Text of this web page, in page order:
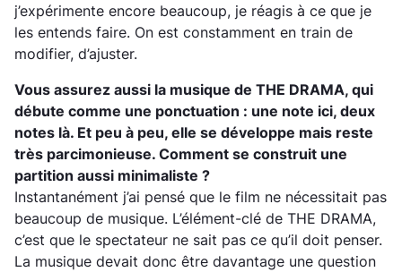
j’expérimente encore beaucoup, je réagis à ce que je
les entends faire. On est constamment en train de
modifier, d’ajuster.
Vous assurez aussi la musique de THE DRAMA, qui
débute comme une ponctuation : une note ici, deux
notes là. Et peu à peu, elle se développe mais reste
très parcimonieuse. Comment se construit une
partition aussi minimaliste ?
Instantanément j’ai pensé que le film ne nécessitait pas
beaucoup de musique. L’élément-clé de THE DRAMA,
c’est que le spectateur ne sait pas ce qu’il doit penser.
La musique devait donc être davantage une question